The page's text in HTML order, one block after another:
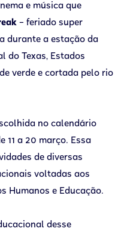
e música que
– feriado super
durante a estação da
do Texas, Estados
verde e cortada pelo rio
no calendário
11 a 20 março. Essa
de diversas
voltadas aos
Humanos e Educação.
desse